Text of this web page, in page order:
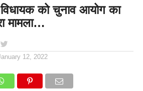
को चुनाव आयोग का
मामला…
12, 2022